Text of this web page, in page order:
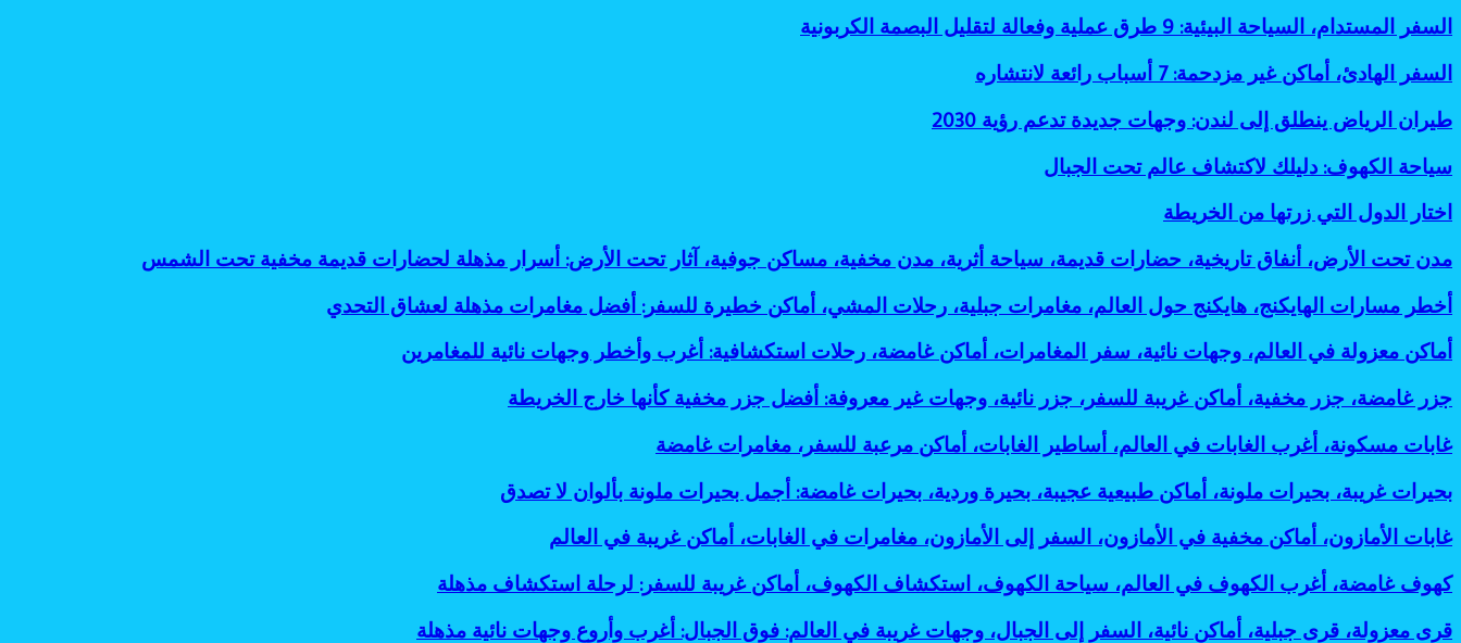
السفر
المستدام،
السياحة
البيئية:
طرق
وفعالة
البصمة
الكربونية
السفر المستدام، السياحة البيئية: 9 طرق عملية وفعالة لتقليل البصمة الكربونية
السفر
الهادئ،
أماكن
غير
7
رائعة
السفر الهادئ، أماكن غير مزدحمة: 7 أسباب رائعة لانتشاره
طيران
الرياض
ينطلق
إلى
لندن:
وجهات
تدعم
2030
طيران الرياض ينطلق إلى لندن: وجهات جديدة تدعم رؤية 2030
سياحة
الكهوف:
دليلك
لاكتشاف
تحت
الجبال
سياحة الكهوف: دليلك لاكتشاف عالم تحت الجبال
اختار
الدول
زرتها
من
الخريطة
اختار الدول التي زرتها من الخريطة
مدن
تحت
الأرض،
أنفاق
تاريخية،
حضارات
سياحة
مدن
مخفية،
مساكن
جوفية،
آثار
تحت
أسرار
لحضارات
مدن تحت الأرض، أنفاق تاريخية، حضارات قديمة، سياحة أثرية، مدن مخفية، مساكن جوفية، آثار تحت الأرض: أسرار مذهلة لحضارات قديمة مخفية تحت الشمس
أخطر
مسارات
الهايكنج،
هايكنج
العالم،
جبلية،
المشي،
أماكن
خطيرة
للسفر:
أفضل
مغامرات
لعشاق
أخطر مسارات الهايكنج، هايكنج حول العالم، مغامرات جبلية، رحلات المشي، أماكن خطيرة للسفر: أفضل مغامرات مذهلة لعشاق التحدي
أماكن
معزولة
العالم،
وجهات
نائية،
المغامرات،
غامضة،
رحلات
استكشافية:
أغرب
وجهات
أماكن معزولة في العالم، وجهات نائية، سفر المغامرات، أماكن غامضة، رحلات استكشافية: أغرب وأخطر وجهات نائية للمغامرين
جزر
غامضة،
جزر
مخفية،
غريبة
جزر
وجهات
غير
معروفة:
جزر غامضة، جزر مخفية، أماكن غريبة للسفر، جزر نائية، وجهات غير معروفة: أفضل جزر مخفية كأنها خارج الخريطة
غابات
مسكونة،
أغرب
الغابات
في
العالم،
الغابات،
مرعبة
غابات مسكونة، أغرب الغابات في العالم، أساطير الغابات، أماكن مرعبة للسفر، مغامرات غامضة
بحيرات
غريبة،
بحيرات
ملونة،
أماكن
طبيعية
بحيرة
بحيرات غريبة، بحيرات ملونة، أماكن طبيعية عجيبة، بحيرة وردية، بحيرات غامضة: أجمل بحيرات ملونة بألوان لا تصدق
غابات
الأمازون،
أماكن
مخفية
الأمازون،
غابات الأمازون، أماكن مخفية في الأمازون، السفر إلى الأمازون، مغامرات في الغابات، أماكن غريبة في العالم
كهوف
غامضة،
أغرب
كهوف غامضة، أغرب الكهوف في العالم، سياحة الكهوف، استكشاف الكهوف، أماكن غريبة للسفر: لرحلة استكشاف مذهلة
قرى
قرى معزولة، قرى جبلية، أماكن نائية، السفر إلى الجبال، وجهات غريبة في العالم: فوق الجبال: أغرب وأروع وجهات نائية مذهلة